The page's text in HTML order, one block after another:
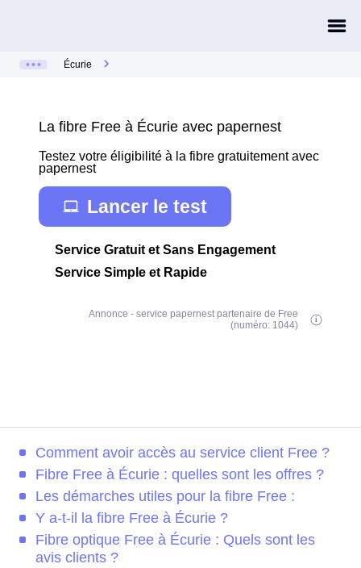
Écurie
La fibre Free à Écurie avec papernest
Testez votre éligibilité à la fibre gratuitement avec
papernest
Lancer le test
Service Gratuit et Sans Engagement
Service Simple et Rapide
Annonce - service papernest partenaire de Free
(numéro: 1044)
Comment avoir accès au service client Free ?
Fibre Free à Écurie : quelles sont les offres ?
Les démarches utiles pour la fibre Free :
Y a-t-il la fibre Free à Écurie ?
Fibre optique Free à Écurie : Quels sont les
avis clients ?